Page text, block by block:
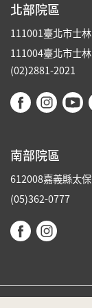
北部院區
111001臺北市士
111004臺北市士
(02)2881-2021
南部院區
612008嘉義縣太
(05)362-0777